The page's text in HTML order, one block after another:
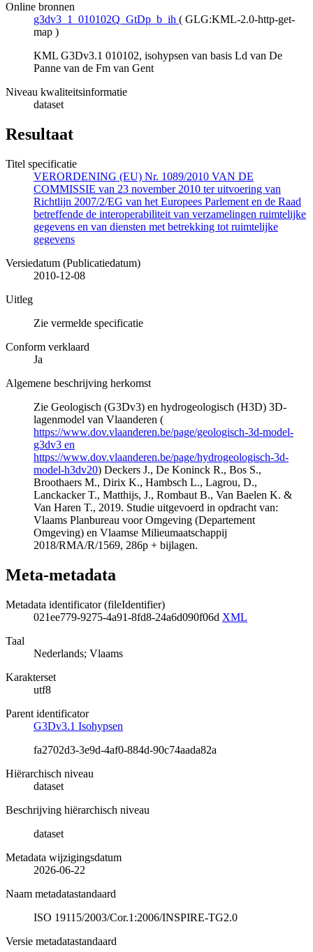
Online bronnen
g3dv3_1_010102Q_GtDp_b_ih ( GLG:KML-2.0-http-get-
map )
KML G3Dv3.1 010102, isohypsen van basis Ld van De
Panne van de Fm van Gent
Niveau kwaliteitsinformatie
dataset
Resultaat
Titel specificatie
VERORDENING (EU) Nr. 1089/2010 VAN DE
COMMISSIE van 23 november 2010 ter uitvoering van
Richtlijn 2007/2/EG van het Europees Parlement en de Raad
betreffende de interoperabiliteit van verzamelingen ruimtelijke
gegevens en van diensten met betrekking tot ruimtelijke
gegevens
Versiedatum (Publicatiedatum)
2010-12-08
Uitleg
Zie vermelde specificatie
Conform verklaard
Ja
Algemene beschrijving herkomst
Zie Geologisch (G3Dv3) en hydrogeologisch (H3D) 3D-
lagenmodel van Vlaanderen (
https://www.dov.vlaanderen.be/page/geologisch-3d-model-
g3dv3 en
https://www.dov.vlaanderen.be/page/hydrogeologisch-3d-
model-h3dv20) Deckers J., De Koninck R., Bos S.,
Broothaers M., Dirix K., Hambsch L., Lagrou, D.,
Lanckacker T., Matthijs, J., Rombaut B., Van Baelen K. &
Van Haren T., 2019. Studie uitgevoerd in opdracht van:
Vlaams Planbureau voor Omgeving (Departement
Omgeving) en Vlaamse Milieumaatschappij
2018/RMA/R/1569, 286p + bijlagen.
Meta-metadata
Metadata identificator (fileIdentifier)
021ee779-9275-4a91-8fd8-24a6d090f06d XML
Taal
Nederlands; Vlaams
Karakterset
utf8
Parent identificator
G3Dv3.1 Isohypsen
fa2702d3-3e9d-4af0-884d-90c74aada82a
Hiërarchisch niveau
dataset
Beschrijving hiërarchisch niveau
dataset
Metadata wijzigingsdatum
2026-06-22
Naam metadatastandaard
ISO 19115/2003/Cor.1:2006/INSPIRE-TG2.0
Versie metadatastandaard